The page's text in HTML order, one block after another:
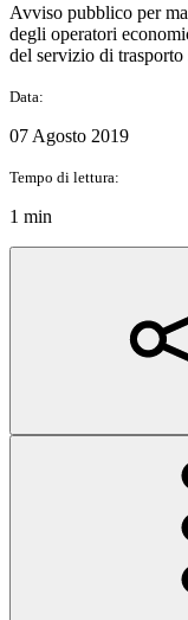
Avviso pubblico per
degli operatori
del servizio di
Data:
07 Agosto 2019
Tempo di lettura:
1 min